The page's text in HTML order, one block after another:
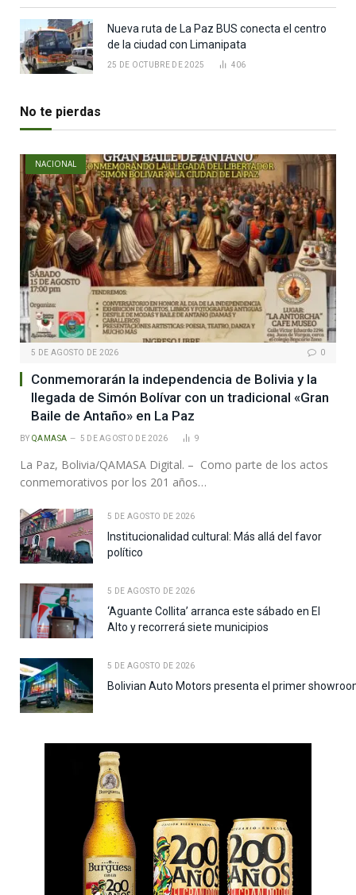
Nueva ruta de La Paz BUS conecta el centro
de la ciudad con Limanipata
25 DE OCTUBRE DE 2025 406
No te pierdas
NACIONAL
5 DE AGOSTO DE 2026 0
Conmemorarán la independencia de Bolivia y la
llegada de Simón Bolívar con un tradicional «Gran
Baile de Antaño» en La Paz
BY QAMASA 5 DE AGOSTO DE 2026 9
La Paz, Bolivia/QAMASA Digital. – Como parte de los actos
conmemorativos por los 201 años…
5 DE AGOSTO DE 2026
Institucionalidad cultural: Más allá del favor
político
5 DE AGOSTO DE 2026
‘Aguante Collita’ arranca este sábado en El
Alto y recorrerá siete municipios
5 DE AGOSTO DE 2026
Bolivian Auto Motors presenta el primer